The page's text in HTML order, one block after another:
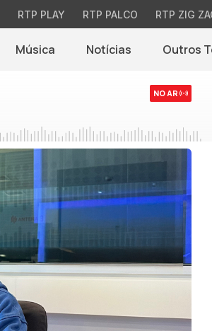
RTP PLAY RTP PALCO RTP ZIG
Música Notícias(abre em nova
Outros
NO AR